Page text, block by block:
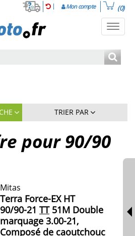
Mon compte (0)
TRIER PAR
pour 90/90
Mitas
Terra Force-EX HT
90/90-21 TT51M Double
marquage 3.00-21,
Composé de caoutchouc